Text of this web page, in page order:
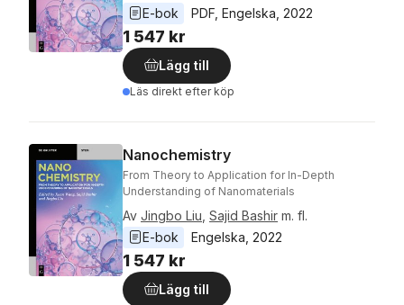
E-bok
PDF Engelska 2022
1 547 kr
Lägg till
Läs direkt efter köp
Nanochemistry
From Theory to Application for In-Depth
Understanding of Nanomaterials
Av Jingbo Liu Sajid Bashir m. fl.
E-bok
Engelska 2022
1 547 kr
Lägg till